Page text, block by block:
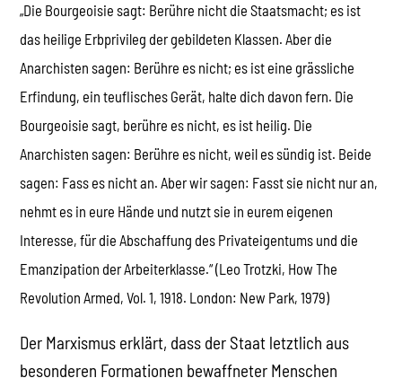
„Die Bourgeoisie sagt: Berühre nicht die Staatsmacht; es ist
das heilige Erbprivileg der gebildeten Klassen. Aber die
Anarchisten sagen: Berühre es nicht; es ist eine grässliche
Erfindung, ein teuflisches Gerät, halte dich davon fern. Die
Bourgeoisie sagt, berühre es nicht, es ist heilig. Die
Anarchisten sagen: Berühre es nicht, weil es sündig ist. Beide
sagen: Fass es nicht an. Aber wir sagen: Fasst sie nicht nur an,
nehmt es in eure Hände und nutzt sie in eurem eigenen
Interesse, für die Abschaffung des Privateigentums und die
Emanzipation der Arbeiterklasse.“ (Leo Trotzki, How The
Revolution Armed, Vol. 1, 1918. London: New Park, 1979)
Der Marxismus erklärt, dass der Staat letztlich aus
besonderen Formationen bewaffneter Menschen